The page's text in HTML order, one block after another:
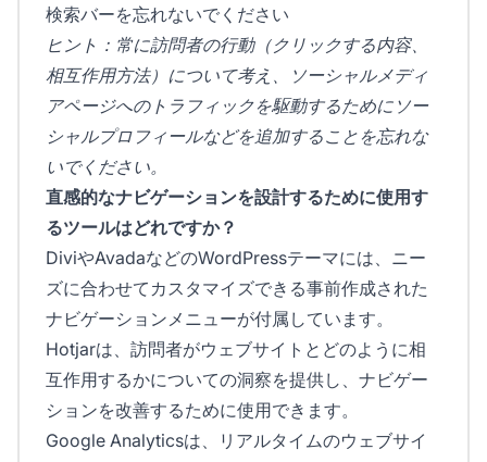
検索バーを忘れないでください
ヒント：常に訪問者の行動（クリックする内容、
相互作用方法）について考え、ソーシャルメディ
アページへのトラフィックを駆動するためにソー
シャルプロフィールなどを追加することを忘れな
いでください。
直感的なナビゲーションを設計するために使用す
るツールはどれですか？
DiviやAvadaなどのWordPressテーマには、ニー
ズに合わせてカスタマイズできる事前作成された
ナビゲーションメニューが付属しています。
Hotjarは、訪問者がウェブサイトとどのように相
互作用するかについての洞察を提供し、ナビゲー
ションを改善するために使用できます。
Google Analyticsは、リアルタイムのウェブサイ